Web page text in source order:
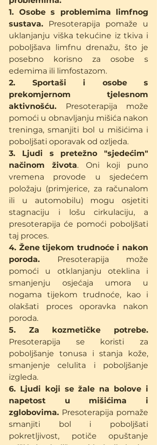
1. Osobe s problemima limfnog
sustava. Presoterapija pomaže u
uklanjanju viška tekućine iz tkiva i
poboljšava limfnu drenažu, što je
posebno korisno za osobe s
edemima ili limfostazom.
2. Sportaši i osobe s
prekomjernom tjelesnom
aktivnošću. Presoterapija može
pomoći u obnavljanju mišića nakon
treninga, smanjiti bol u mišićima i
poboljšati oporavak od ozljeda.
3. Ljudi s pretežno "sjedećim"
načinom života. Oni koji puno
vremena provode u sjedećem
položaju (primjerice, za računalom
ili u automobilu) mogu osjetiti
stagnaciju i lošu cirkulaciju, a
presoterapija će pomoći poboljšati
taj proces.
4. Žene tijekom trudnoće i nakon
poroda. Presoterapija može
pomoći u otklanjanju oteklina i
smanjenju osjećaja umora u
nogama tijekom trudnoće, kao i
olakšati proces oporavka nakon
poroda.
5. Za kozmetičke potrebe.
Presoterapija se koristi za
poboljšanje tonusa i stanja kože,
smanjenje celulita i poboljšanje
izgleda.
6. Ljudi koji se žale na bolove i
napetost u mišićima i
zglobovima. Presoterapija pomaže
smanjiti bol i poboljšati
pokretljivost, potiče opuštanje